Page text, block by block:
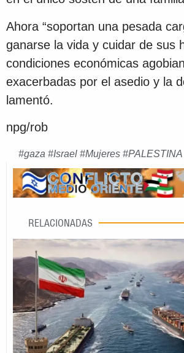
Ahora “soportan una pesada
ganarse la vida y cuidar de sus
condiciones económicas
exacerbadas por el asedio y la
lamentó.
npg/rob
#gaza #Israel #Mujeres #PALESTINA
RELACIONADAS